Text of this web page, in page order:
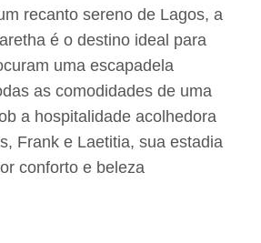
recanto sereno de Lagos, a
é o destino ideal para
uma escapadela
as comodidades de uma
a hospitalidade acolhedora
Frank e Laetitia, sua estadia
conforto e beleza